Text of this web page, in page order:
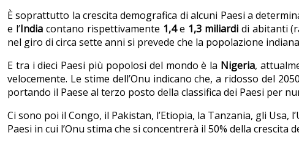
È soprattutto la crescita demografica di alcuni Paesi a
e l’Indiacontano rispettivamente 1,4e 1,3 miliardi di abitanti
nel giro di circa sette anni si prevede che la popolazione
E tra i dieci Paesi più popolosi del mondo è la Nigeria,
velocemente. Le stime dell’Onu indicano che, a ridosso del
portando il Paese al terzo posto della classifica dei Paesi per
Ci sono poi il Congo, il Pakistan, l’Etiopia, la Tanzania, gli Usa,
Paesi in cui l’Onu stima che si concentrerà il 50% della crescita